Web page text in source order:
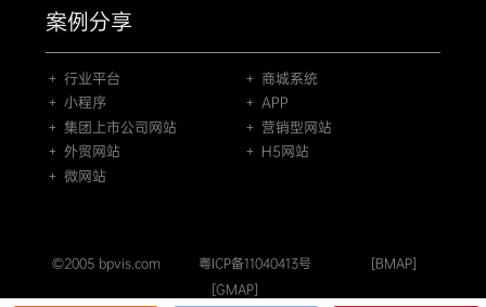
案例分享
＋ 行业平台
＋ 商城系统
＋ 小程序
＋ APP
＋ 集团上市公司网站
＋ 营销型网站
＋ 外贸网站
＋ H5网站
＋ 微网站
©2005 bpvis.com 粤ICP备11040413号
[BMAP]
[GMAP]